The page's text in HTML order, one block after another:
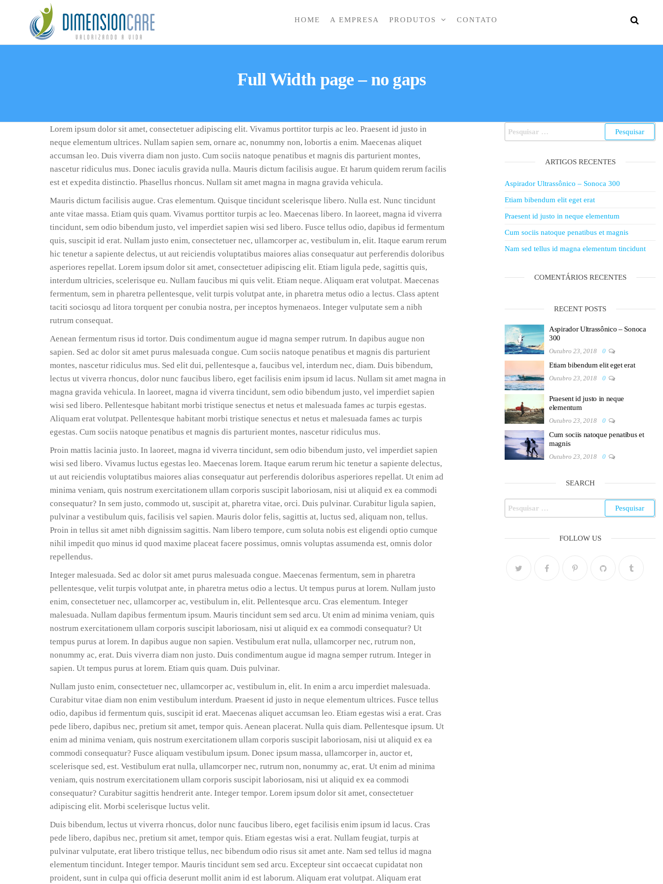
content
HOME A EMPRESA PRODUTOS CONTATO
Full Width page – no gaps
Lorem ipsum dolor sit amet, consectetuer adipiscing elit. Vivamus porttitor turpis ac leo. Praesent id justo in
neque elementum ultrices. Nullam sapien sem, ornare ac, nonummy non, lobortis a enim. Maecenas aliquet
accumsan leo. Duis viverra diam non justo. Cum sociis natoque penatibus et magnis dis parturient montes,
nascetur ridiculus mus. Donec iaculis gravida nulla. Mauris dictum facilisis augue. Et harum quidem rerum facilis
est et expedita distinctio. Phasellus rhoncus. Nullam sit amet magna in magna gravida vehicula.
Mauris dictum facilisis augue. Cras elementum. Quisque tincidunt scelerisque libero. Nulla est. Nunc tincidunt
ante vitae massa. Etiam quis quam. Vivamus porttitor turpis ac leo. Maecenas libero. In laoreet, magna id viverra
tincidunt, sem odio bibendum justo, vel imperdiet sapien wisi sed libero. Fusce tellus odio, dapibus id fermentum
quis, suscipit id erat. Nullam justo enim, consectetuer nec, ullamcorper ac, vestibulum in, elit. Itaque earum rerum
hic tenetur a sapiente delectus, ut aut reiciendis voluptatibus maiores alias consequatur aut perferendis doloribus
asperiores repellat. Lorem ipsum dolor sit amet, consectetuer adipiscing elit. Etiam ligula pede, sagittis quis,
interdum ultricies, scelerisque eu. Nullam faucibus mi quis velit. Etiam neque. Aliquam erat volutpat. Maecenas
fermentum, sem in pharetra pellentesque, velit turpis volutpat ante, in pharetra metus odio a lectus. Class aptent
taciti sociosqu ad litora torquent per conubia nostra, per inceptos hymenaeos. Integer vulputate sem a nibh
rutrum consequat.
Aenean fermentum risus id tortor. Duis condimentum augue id magna semper rutrum. In dapibus augue non
sapien. Sed ac dolor sit amet purus malesuada congue. Cum sociis natoque penatibus et magnis dis parturient
montes, nascetur ridiculus mus. Sed elit dui, pellentesque a, faucibus vel, interdum nec, diam. Duis bibendum,
lectus ut viverra rhoncus, dolor nunc faucibus libero, eget facilisis enim ipsum id lacus. Nullam sit amet magna in
magna gravida vehicula. In laoreet, magna id viverra tincidunt, sem odio bibendum justo, vel imperdiet sapien
wisi sed libero. Pellentesque habitant morbi tristique senectus et netus et malesuada fames ac turpis egestas.
Aliquam erat volutpat. Pellentesque habitant morbi tristique senectus et netus et malesuada fames ac turpis
egestas. Cum sociis natoque penatibus et magnis dis parturient montes, nascetur ridiculus mus.
Proin mattis lacinia justo. In laoreet, magna id viverra tincidunt, sem odio bibendum justo, vel imperdiet sapien
wisi sed libero. Vivamus luctus egestas leo. Maecenas lorem. Itaque earum rerum hic tenetur a sapiente delectus,
ut aut reiciendis voluptatibus maiores alias consequatur aut perferendis doloribus asperiores repellat. Ut enim ad
minima veniam, quis nostrum exercitationem ullam corporis suscipit laboriosam, nisi ut aliquid ex ea commodi
consequatur? In sem justo, commodo ut, suscipit at, pharetra vitae, orci. Duis pulvinar. Curabitur ligula sapien,
pulvinar a vestibulum quis, facilisis vel sapien. Mauris dolor felis, sagittis at, luctus sed, aliquam non, tellus.
Proin in tellus sit amet nibh dignissim sagittis. Nam libero tempore, cum soluta nobis est eligendi optio cumque
nihil impedit quo minus id quod maxime placeat facere possimus, omnis voluptas assumenda est, omnis dolor
repellendus.
Integer malesuada. Sed ac dolor sit amet purus malesuada congue. Maecenas fermentum, sem in pharetra
pellentesque, velit turpis volutpat ante, in pharetra metus odio a lectus. Ut tempus purus at lorem. Nullam justo
enim, consectetuer nec, ullamcorper ac, vestibulum in, elit. Pellentesque arcu. Cras elementum. Integer
malesuada. Nullam dapibus fermentum ipsum. Mauris tincidunt sem sed arcu. Ut enim ad minima veniam, quis
nostrum exercitationem ullam corporis suscipit laboriosam, nisi ut aliquid ex ea commodi consequatur? Ut
tempus purus at lorem. In dapibus augue non sapien. Vestibulum erat nulla, ullamcorper nec, rutrum non,
nonummy ac, erat. Duis viverra diam non justo. Duis condimentum augue id magna semper rutrum. Integer in
sapien. Ut tempus purus at lorem. Etiam quis quam. Duis pulvinar.
Nullam justo enim, consectetuer nec, ullamcorper ac, vestibulum in, elit. In enim a arcu imperdiet malesuada.
Curabitur vitae diam non enim vestibulum interdum. Praesent id justo in neque elementum ultrices. Fusce tellus
odio, dapibus id fermentum quis, suscipit id erat. Maecenas aliquet accumsan leo. Etiam egestas wisi a erat. Cras
pede libero, dapibus nec, pretium sit amet, tempor quis. Aenean placerat. Nulla quis diam. Pellentesque ipsum. Ut
enim ad minima veniam, quis nostrum exercitationem ullam corporis suscipit laboriosam, nisi ut aliquid ex ea
commodi consequatur? Fusce aliquam vestibulum ipsum. Donec ipsum massa, ullamcorper in, auctor et,
scelerisque sed, est. Vestibulum erat nulla, ullamcorper nec, rutrum non, nonummy ac, erat. Ut enim ad minima
veniam, quis nostrum exercitationem ullam corporis suscipit laboriosam, nisi ut aliquid ex ea commodi
consequatur? Curabitur sagittis hendrerit ante. Integer tempor. Lorem ipsum dolor sit amet, consectetuer
adipiscing elit. Morbi scelerisque luctus velit.
Duis bibendum, lectus ut viverra rhoncus, dolor nunc faucibus libero, eget facilisis enim ipsum id lacus. Cras
pede libero, dapibus nec, pretium sit amet, tempor quis. Etiam egestas wisi a erat. Nullam feugiat, turpis at
pulvinar vulputate, erat libero tristique tellus, nec bibendum odio risus sit amet ante. Nam sed tellus id magna
elementum tincidunt. Integer tempor. Mauris tincidunt sem sed arcu. Excepteur sint occaecat cupidatat non
proident, sunt in culpa qui officia deserunt mollit anim id est laborum. Aliquam erat volutpat. Aliquam erat
Pesquisar
por:
ARTIGOS RECENTES
Aspirador Ultrassônico – Sonoca 300
Etiam bibendum elit eget erat
Praesent id justo in neque elementum
Cum sociis natoque penatibus et magnis
Nam sed tellus id magna elementum tincidunt
COMENTÁRIOS RECENTES
RECENT POSTS
Aspirador Ultrassônico – Sonoca
300
Outubro 23, 2018 0
Etiam bibendum elit eget erat
Outubro 23, 2018 0
Praesent id justo in neque
elementum
Outubro 23, 2018 0
Cum sociis natoque penatibus et
magnis
Outubro 23, 2018 0
SEARCH
Pesquisar
por:
FOLLOW US